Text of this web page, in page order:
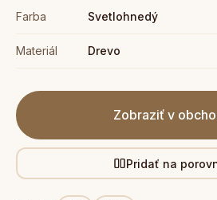
Farba Svetlohnedý
Materiál Drevo
Zobraziť v
Pridať na